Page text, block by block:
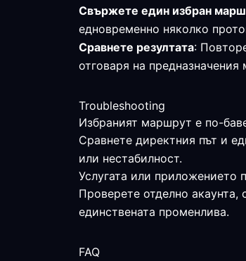
Свържете един избран
едновременно няколко
Сравнете резултата:
отговаря на предназначения
Troubleshooting
Избраният маршрут е по-
Сравнете директния път и
или нестабилност.
Услугата или
Проверете отделно
единствената променлива.
FAQ